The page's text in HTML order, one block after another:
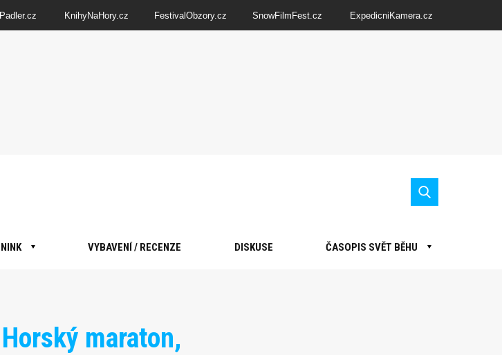
Padler.cz KnihyNaHory.cz FestivalObzory.cz SnowFilmFest.cz ExpedicniKamera.cz
VYBAVENÍ / RECENZE DISKUSE ČASOPIS SVĚT BĚHU
maraton,